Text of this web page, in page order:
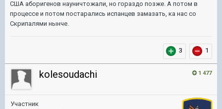
США аборигенов науничтожали, но гораздо позже. А потом в
процессе и потом постарались испанцев замазать, ка нас со
Скрипалями нынче.
3 1
1 477
kolesoudachi
Участник